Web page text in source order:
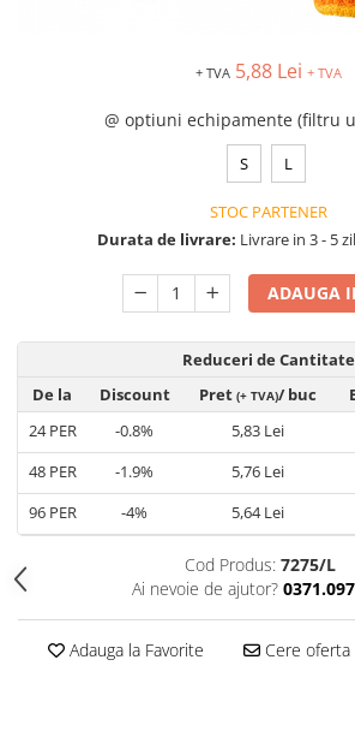
Costume reflectorizante (HI-VIS)
Combinezoane Reflectorizante (HI-
Tricouri si bluze reflectorizante (HI-
Fesuri, capisoane si sepci
reflectorizante (HI-VIS)
Accesorii reflectorizante (HI-VIS)
Îmbrăcăminte ANTICHIMICĂ |
MULTIRISC
Costume | Combinezoane
Antichimice | Multirisc
Halate | Sorturi Antichimice |
Multirisc
Jachete | Bluze Antichimice |
Multirisc
Pantaloni Antichimici | Multirisc
FLACĂRĂ)
+ TVA 5,88 Lei + TVA
@ optiuni echipamente (filtru
S L
STOC PARTENER
Durata de livrare: Livrare in 3 - 5
ADAUGA
Reduceri de Cantitate
De la
Discount Pret (+ TVA)/ buc
24PER -0.8% 5,83 Lei
48PER -1.9% 5,76 Lei
96PER -4% 5,64 Lei
Cod Produs: 7275/L
Ai nevoie de ajutor?
Adauga la Favorite Cere